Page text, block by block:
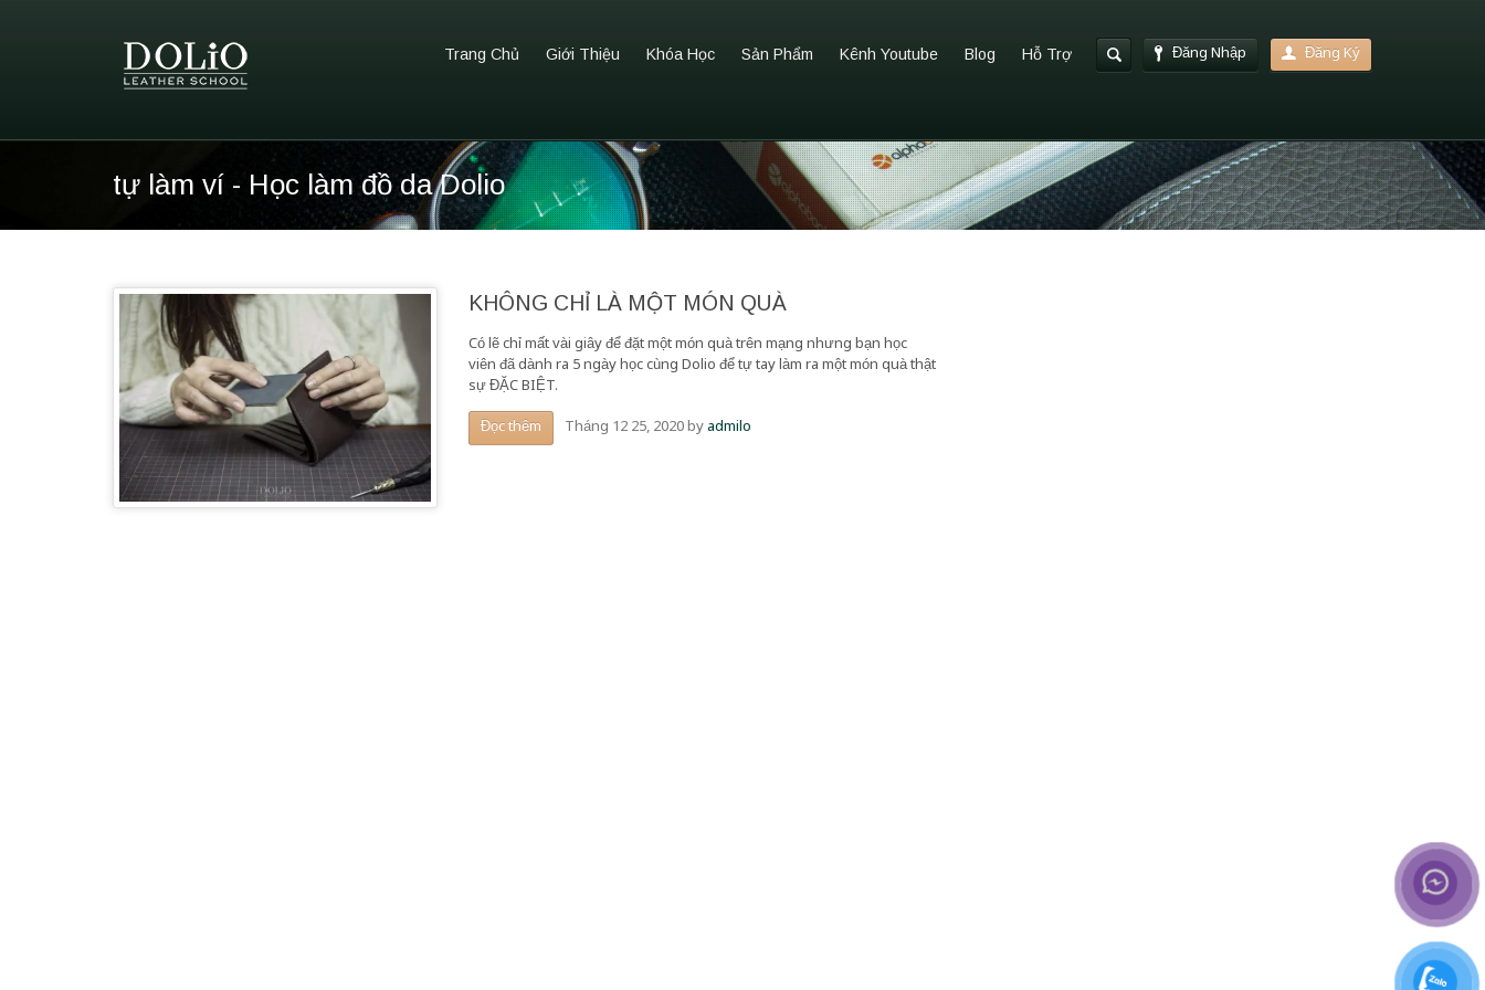
Đăng Nhập Đăng Ký
Trang Chủ Giới Thiệu Khóa Học Sản Phẩm Kênh Youtube Blog Hỗ Trợ
tự làm ví - Học làm đồ da Dolio
KHÔNG CHỈ LÀ MỘT MÓN QUÀ
Có lẽ chỉ mất vài giây để đặt một món quà trên mạng nhưng bạn học
viên đã dành ra 5 ngày học cùng Dolio để tự tay làm ra một món quà thật
sự ĐẶC BIỆT.
Đọc thêm Tháng 12 25, 2020byadmilo